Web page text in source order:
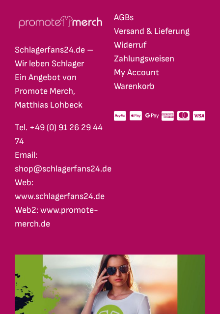
Schlagerfans24.de –
Wir leben Schlager
Ein Angebot von
Promote Merch,
Matthias Lohbeck
Tel. +49 (0) 91 26 29 44
74
Email:
shop@schlagerfans24.de
Web:
www.schlagerfans24.de
Web2: www.promote-
merch.de
AGBs
Versand & Lieferung
Widerruf
Zahlungsweisen
My Account
Warenkorb